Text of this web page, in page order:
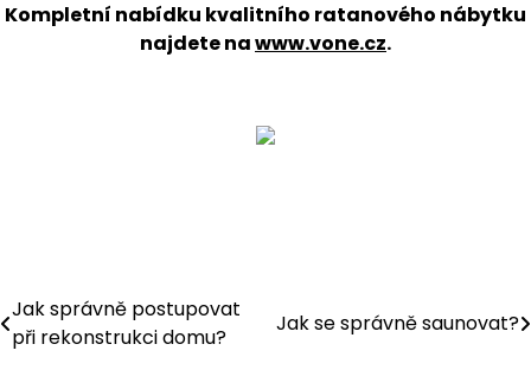
Kompletní nabídku kvalitního ratanového nábytku
najdete nawww.vone.cz.
Navigace
pro
Jak správně postupovat
při rekonstrukci domu?
Jak se správně saunovat?